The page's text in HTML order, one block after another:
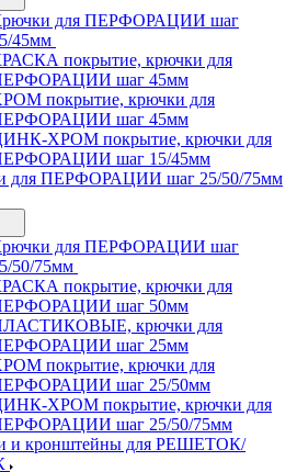
для ПЕРФОРАЦИИ шаг
45мм
покрытие, крючки для
шаг 45мм
покрытие, крючки для
шаг 45мм
ХРОМ покрытие, крючки для
шаг 15/45мм
для ПЕРФОРАЦИИ шаг 25/50/75мм
для ПЕРФОРАЦИИ шаг
50/75мм
покрытие, крючки для
шаг 50мм
крючки для
шаг 25мм
покрытие, крючки для
шаг 25/50мм
ХРОМ покрытие, крючки для
шаг 25/50/75мм
и кронштейны для РЕШЕТОК/